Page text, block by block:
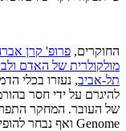
החוקרים, פרופ' קרן
מולקולרית של האדם
תל-אביב, נעזרו בכלי
להיגרם על ידי חסר
של העובר. המחקר
Genome ואף נבחר